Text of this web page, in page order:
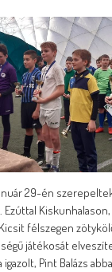
29-én
félszegen
játékosát
Pint Balázs